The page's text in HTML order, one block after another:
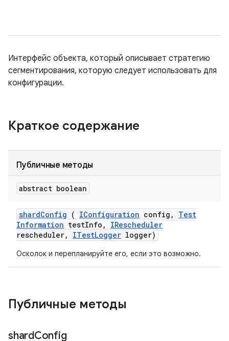
Интерфейс объекта, который описывает стратегию
сегментирования, которую следует использовать для
конфигурации.
Краткое содержание
Публичные методы
abstract boolean
shardConfig ( IConfiguration config ,
Test
Information testInfo ,
IRescheduler
rescheduler, ITestLogger logger)
Осколок и перепланируйте его, если это возможно.
Публичные методы
shardConfig